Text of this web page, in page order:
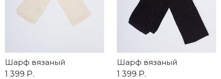
Шарф вязаный
1 399 Р.
Шарф вязаный
1 399 Р.